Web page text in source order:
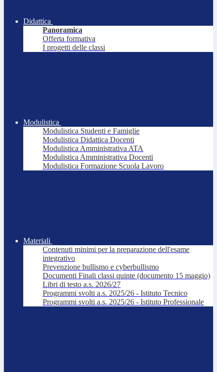
Didattica
Panoramica
Offerta formativa
I progetti delle classi
Modulistica
Modulistica Studenti e Famiglie
Modulistica Didattica Docenti
Modulistica Amministrativa ATA
Modulistica Amministrativa Docenti
Modulistica Formazione Scuola Lavoro
Materiali
Contenuti minimi per la preparazione dell'esame
integrativo
Prevenzione bullismo e cyberbullismo
Documenti Finali classi quinte (documento 15 maggio)
Libri di testo a.s. 2026/27
Programmi svolti a.s. 2025/26 - Istituto Tecnico
Programmi svolti a.s. 2025/26 - Istituto Professionale